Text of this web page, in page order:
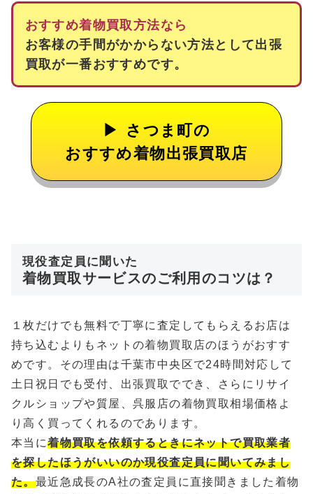
おすすめ着物買取方法なら
お客様の手間がかからない方法として出張
買取が一番おすすめです。
さつま町の
おすすめ着物出張買取店
現役査定員に聞いた
着物買取サービスのご利用のコツは？
１枚だけでも無料で丁寧に査定してもらえるお店は
持ち込むよりもネットの着物買取店のほうがおすす
めです。その理由は千葉市中央区で24時間対応して
土日祝日でも受付、出張買取ででき、さらにリサイ
クルショップや質屋、呉服店の着物買取相場価格よ
り高く買ってくれるのであります。
本当に着物買取を依頼するときにネットで買取業者
を探したほうがいいのか現役査定員に聞いてみまし
た。最近急成長のA社の査定員に直接聞きました着物